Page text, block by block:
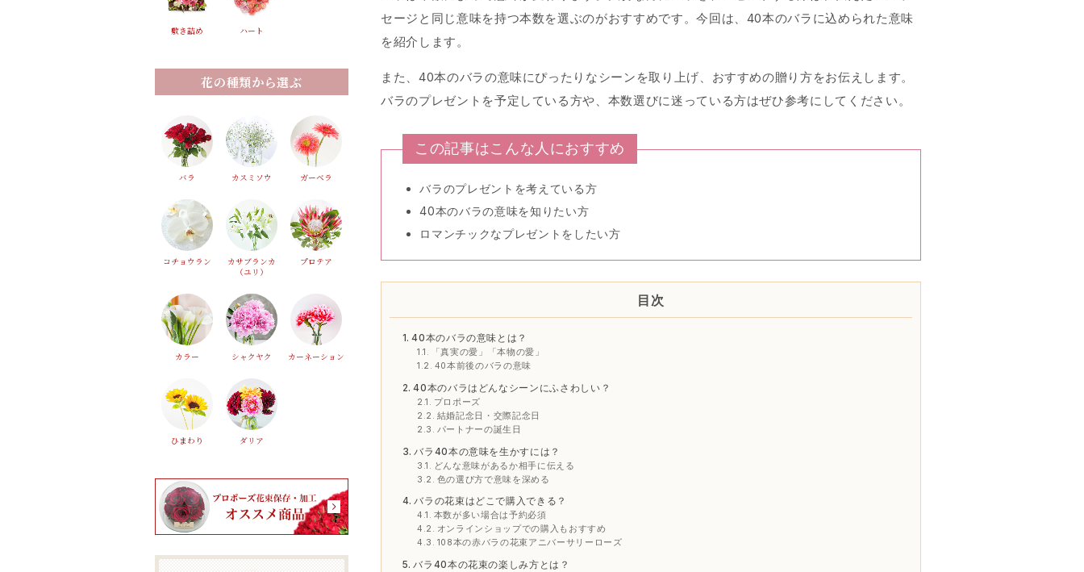
セージと同じ意味を持つ本数を選ぶのがおすすめです。今回は、40本のバラに込められた意味
を紹介します。
また、40本のバラの意味にぴったりなシーンを取り上げ、おすすめの贈り方をお伝えします。
バラのプレゼントを予定している方や、本数選びに迷っている方はぜひ参考にしてください。
この記事はこんな人におすすめ
バラのプレゼントを考えている方
40本のバラの意味を知りたい方
ロマンチックなプレゼントをしたい方
目次
40本のバラの意味とは？
「真実の愛」「本物の愛」
40本前後のバラの意味
40本のバラはどんなシーンにふさわしい？
プロポーズ
結婚記念日・交際記念日
パートナーの誕生日
バラ40本の意味を生かすには？
どんな意味があるか相手に伝える
色の選び方で意味を深める
バラの花束はどこで購入できる？
本数が多い場合は予約必須
オンラインショップでの購入もおすすめ
108本の赤バラの花束アニバーサリーローズ
バラ40本の花束の楽しみ方とは？
敷き詰め ハート
花の種類から選ぶ
バラ カスミソウ ガーベラ
コチョウラン
カサブランカ
（ユリ）
プロテア
カラー シャクヤク カーネーション
ひまわり ダリア